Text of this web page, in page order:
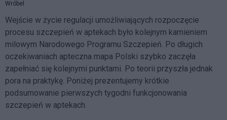
Wróbel
Wejście w życie regulacji umożliwiających rozpoczęcie
procesu szczepień w aptekach było kolejnym kamieniem
milowym Narodowego Programu Szczepień. Po długich
oczekiwaniach apteczna mapa Polski szybko zaczęła
zapełniać się kolejnymi punktami. Po teorii przyszła jednak
pora na praktykę. Poniżej prezentujemy krótkie
podsumowanie pierwszych tygodni funkcjonowania
szczepień w aptekach.